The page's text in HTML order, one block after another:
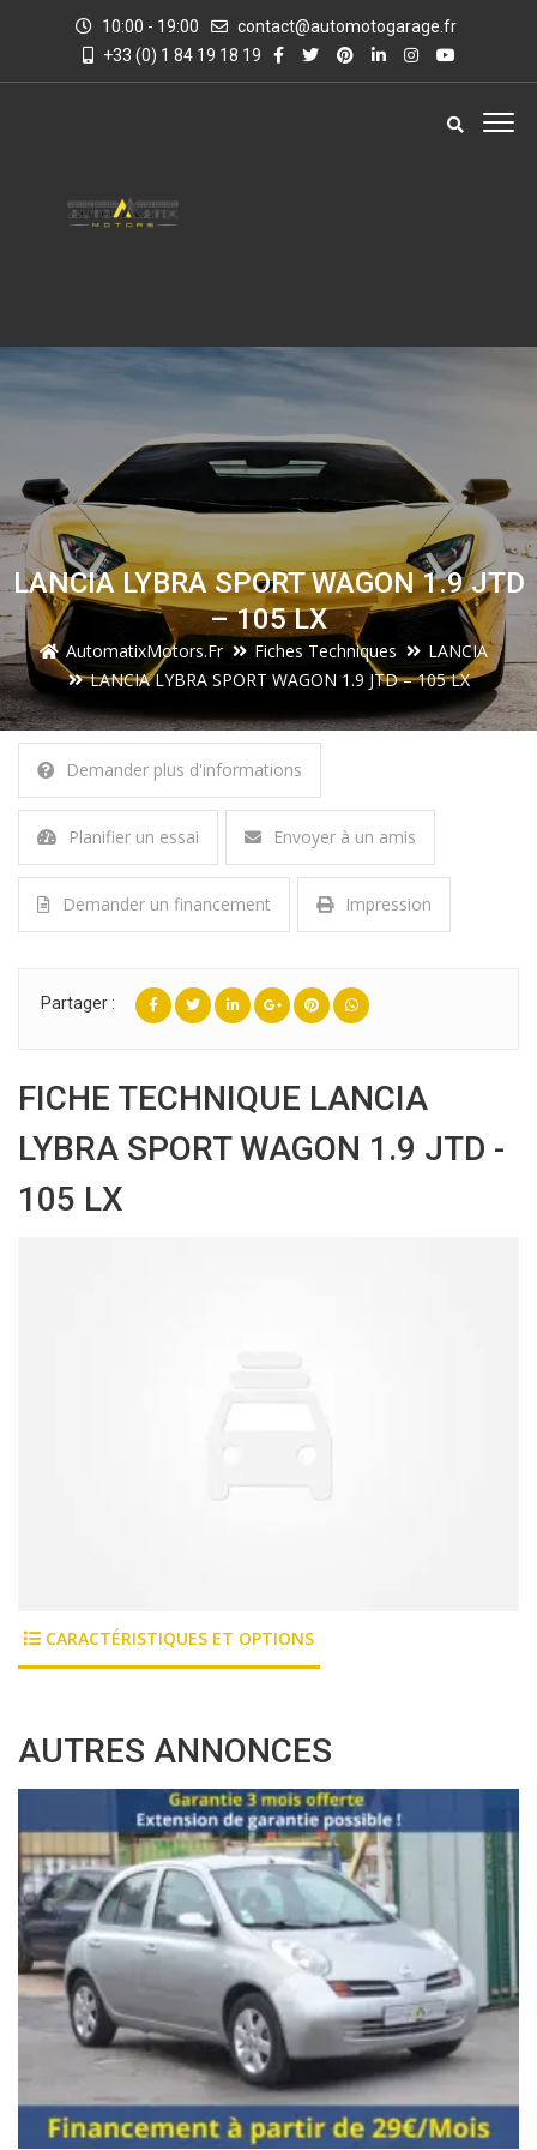
10:00 - 19:00
contact@automotogarage.fr
+33 (0) 1 84 19 18 19
LANCIA LYBRA SPORT WAGON 1.9 JTD
– 105 LX
AutomatixMotors.fr Fiches Techniques
LANCIA
LANCIA LYBRA SPORT WAGON 1.9 JTD – 105 LX
Demander plus d'informations
Planifier un essai Envoyer à un amis
Demander un financement Impression
Partager :
FICHE TECHNIQUE LANCIA
LYBRA SPORT WAGON 1.9 JTD -
105 LX
CARACTÉRISTIQUES ET OPTIONS
AUTRES ANNONCES